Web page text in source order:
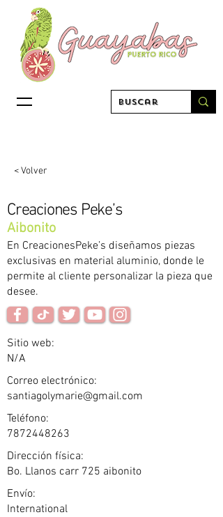
< Volver
Creaciones Peke’s
Aibonito
En CreacionesPeke’s diseñamos piezas
exclusivas en material aluminio, donde le
permite al cliente personalizar la pieza que
desee.
Sitio web:
N/A
Correo electrónico:
santiagolymarie@gmail.com
Teléfono:
7872448263
Dirección física:
Bo. Llanos carr 725 aibonito
Envío:
International